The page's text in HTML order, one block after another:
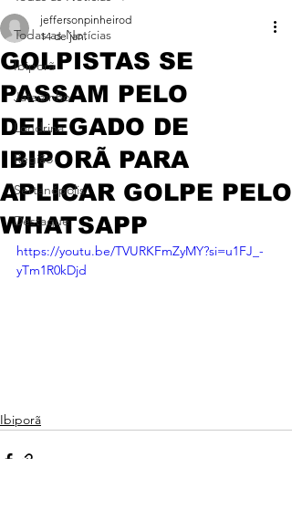
Todas as Notícias
Ibiporã
Jataizinho
Londrina
Região
Sertanópolis
Destaque
GOLPISTAS SE
PASSAM PELO
DELEGADO DE
IBIPORÃ PARA
APLICAR GOLPE PELO
WHATSAPP
jeffersonpinheirod
14 de jan.
https://youtu.be/TVURKFmZyMY?si=u1FJ_-
yTm1R0kDjd
Ibiporã